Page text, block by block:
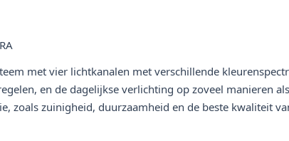
met vier lichtkanalen met verschillende
en de dagelijkse verlichting op zoveel manieren
zoals zuinigheid, duurzaamheid en de beste kwaliteit